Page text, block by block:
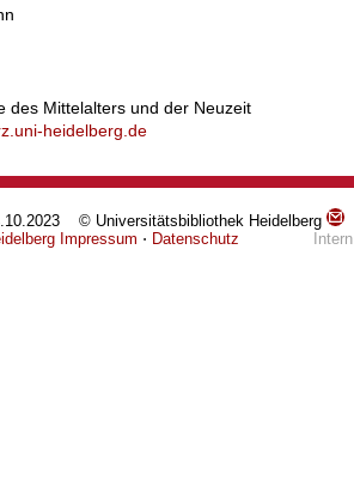
des Mittelalters und der Neuzeit
heidelberg.de
© Universitätsbibliothek Heidelberg
Impressum ⋅ Datenschutz Intern